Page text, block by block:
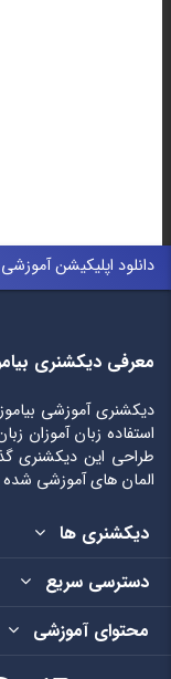
دانلود اپلیکیشن
معرفی دیکشنری
دیکشنری آموزشی
استفاده زبان آموزان
طراحی این دیکشنری
المان های آموزشی
دیکشنری ها
دسترسی سریع
محتوای آموزشی